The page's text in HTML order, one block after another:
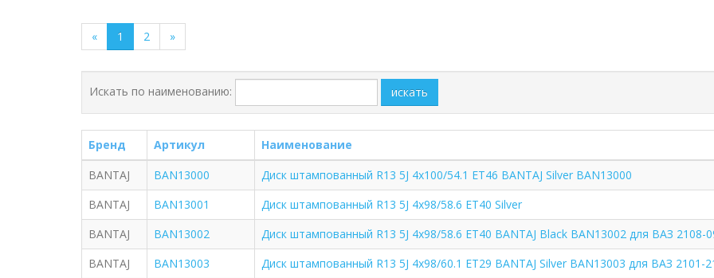
« 1 2 »
Искать по наименованию: искать
Бренд Артикул
Наименование
BANTAJ
BAN13000
Диск штампованный R13 5J 4x100/54.1 ET46 BANTAJ Silver BAN13000
BANTAJ
BAN13001
Диск штампованный R13 5J 4x98/58.6 ET40 Silver
BANTAJ
BAN13002
Диск штампованный R13 5J 4x98/58.6 ET40 BANTAJ Black BAN13002 для ВАЗ 2108-
BANTAJ
BAN13003
Диск штампованный R13 5J 4x98/60.1 ET29 BANTAJ Silver BAN13003 для ВАЗ 2101-